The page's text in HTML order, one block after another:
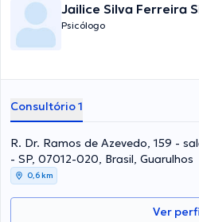
Jailice Silva Ferreira
Psicólogo
Consultório 1
R. Dr. Ramos de Azevedo, 159 -
- SP, 07012-020, Brasil, Guarulhos
0,6 km
Ver